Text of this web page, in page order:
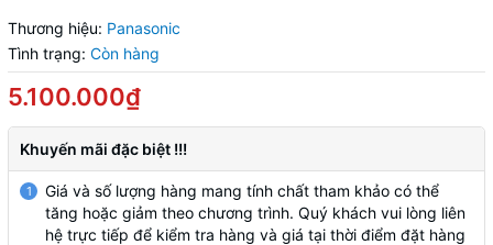
Thương hiệu: Panasonic
Tình trạng: Còn hàng
5.100.000₫
Khuyến mãi đặc biệt !!!
1
Giá và số lượng hàng mang tính chất tham khảo có thể
tăng hoặc giảm theo chương trình. Quý khách vui lòng liên
hệ trực tiếp để kiểm tra hàng và giá tại thời điểm đặt hàng